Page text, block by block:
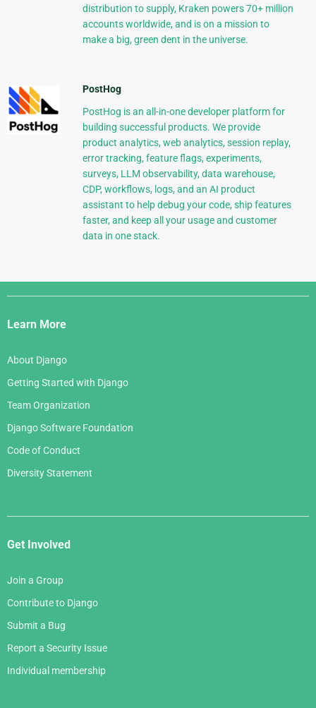
distribution to supply, Kraken powers 70+ million
accounts worldwide, and is on a mission to
make a big, green dent in the universe.
PostHog
PostHog is an all-in-one developer platform for
building successful products. We provide
product analytics, web analytics, session replay,
error tracking, feature flags, experiments,
surveys, LLM observability, data warehouse,
CDP, workflows, logs, and an AI product
assistant to help debug your code, ship features
faster, and keep all your usage and customer
data in one stack.
Django
Links
Learn More
About Django
Getting Started with Django
Team Organization
Django Software Foundation
Code of Conduct
Diversity Statement
Get Involved
Join a Group
Contribute to Django
Submit a Bug
Report a Security Issue
Individual membership